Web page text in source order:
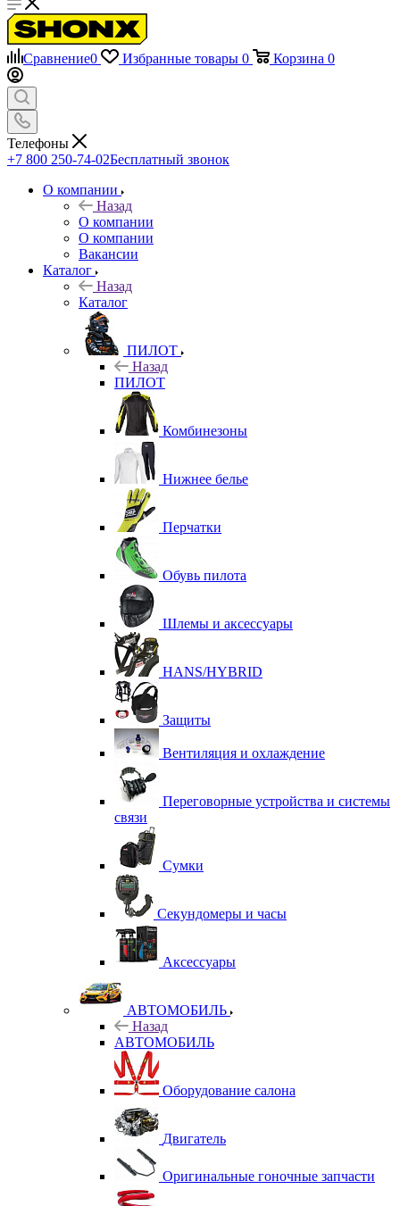
Сравнение0 Избранные товары 0 Корзина 0
Телефоны
+7 800 250-74-02Бесплатный звонок
О компании
Назад
О компании
О компании
Вакансии
Каталог
Назад
Каталог
ПИЛОТ
Назад
ПИЛОТ
Комбинезоны
Нижнее белье
Перчатки
Обувь пилота
Шлемы и аксессуары
HANS/HYBRID
Защиты
Вентиляция и охлаждение
Переговорные устройства и системы
связи
Сумки
Секундомеры и часы
Аксессуары
АВТОМОБИЛЬ
Назад
АВТОМОБИЛЬ
Оборудование салона
Двигатель
Оригинальные гоночные запчасти